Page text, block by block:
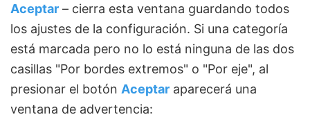
Aceptar – cierra esta ventana guardando todos
los ajustes de la configuración. Si una categoría
está marcada pero no lo está ninguna de las dos
casillas "Por bordes extremos" o "Por eje", al
presionar el botón Aceptar aparecerá una
ventana de advertencia: